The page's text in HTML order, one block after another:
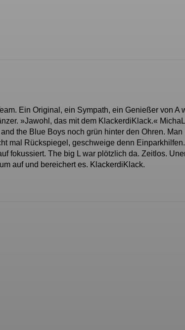
Ein Original, ein Sympath, ein Genießer von A
»Jawohl, das mit dem KlackerdiKlack.«
the Blue Boys noch grün hinter den Ohren. Man
mal Rückspiegel, geschweige denn Einparkhilfen.
fokussiert. The big L war plötzlich da. Zeitlos.
auf und bereichert es. KlackerdiKlack.